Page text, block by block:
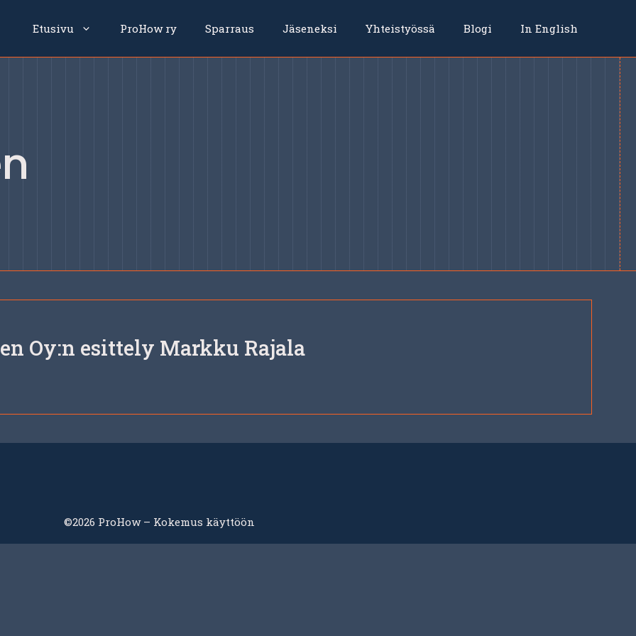
Etusivu ProHow ry Sparraus Jäseneksi Yhteistyössä Blogi In English
Oy:n esittely Markku Rajala
©2026 ProHow – Kokemus käyttöön